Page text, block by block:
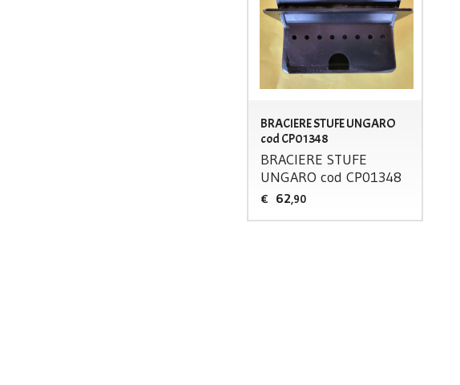
BRACIERE STUFE UNGARO
cod CP01348
BRACIERE STUFE
UNGARO cod CP01348
€ 62,90